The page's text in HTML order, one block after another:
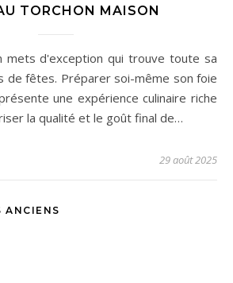
TORCHON MAISON
de fêtes. Préparer soi-même son foie
une expérience culinaire riche
la qualité et le goût final de…
29 août 2025
ANCIENS